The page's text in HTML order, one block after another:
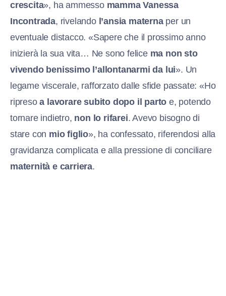
crescita», ha ammesso mamma Vanessa
Incontrada, rivelando l’ansia maternaper un
eventuale distacco. «Sapere che il prossimo anno
inizierà la sua vita… Ne sono felice ma non sto
vivendo benissimo l’allontanarmi da lui». Un
legame viscerale, rafforzato dalle sfide passate: «Ho
ripresoa lavorare subito dopo il parto e, potendo
tornare indietro, non lo rifarei. Avevo bisogno di
stare con mio figlio», ha confessato, riferendosi alla
gravidanza complicata e alla pressione di conciliare
maternità e carriera.